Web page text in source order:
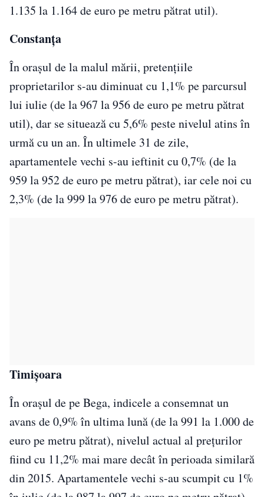
1.135 la 1.164 de euro pe metru pătrat util).
Constanța
În orașul de la malul mării, pretențiile
proprietarilor s-au diminuat cu 1,1% pe parcursul
lui iulie (de la 967 la 956 de euro pe metru pătrat
util), dar se situează cu 5,6% peste nivelul atins în
urmă cu un an. În ultimele 31 de zile,
apartamentele vechi s-au ieftinit cu 0,7% (de la
959 la 952 de euro pe metru pătrat), iar cele noi cu
2,3% (de la 999 la 976 de euro pe metru pătrat).
Timișoara
În orașul de pe Bega, indicele a consemnat un
avans de 0,9% în ultima lună (de la 991 la 1.000 de
euro pe metru pătrat), nivelul actual al prețurilor
fiind cu 11,2% mai mare decât în perioada similară
din 2015. Apartamentele vechi s-au scumpit cu 1%